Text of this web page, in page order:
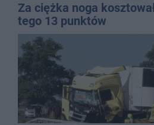
Za ciężka noga
tego 13 punktów